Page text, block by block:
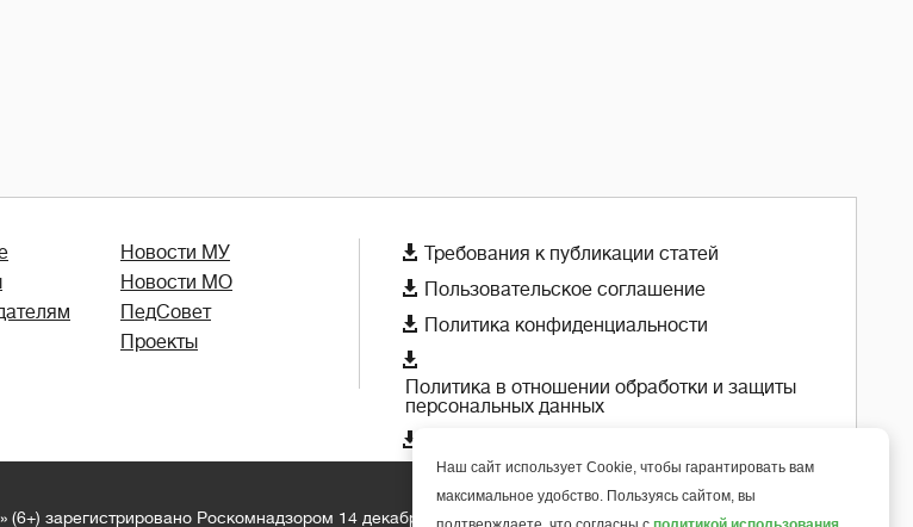
Новости МУ
Новости МО
ПедСовет
Проекты
 Требования к публикации статей
 Пользовательское соглашение
 Политика конфиденциальности

Политика в отношении обработки и защиты
персональных данных

(6+) зарегистрировано Роскомнадзором 14 декабря 2018 года
Наш сайт использует Cookie, чтобы гарантировать вам
максимальное удобство. Пользуясь сайтом, вы